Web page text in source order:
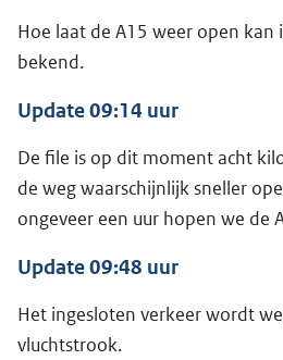
Hoe laat de A15 weer open kan
bekend.
Update 09:14 uur
De file is op dit moment acht
de weg waarschijnlijk sneller
ongeveer een uur hopen we de
Update 09:48 uur
Het ingesloten verkeer wordt
vluchtstrook.